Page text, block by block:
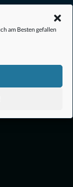
am Besten gefallen